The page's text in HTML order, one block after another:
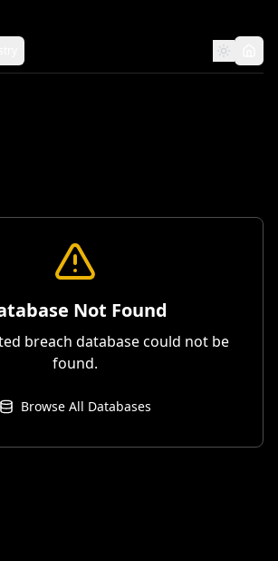
Not Found
breach database could not be
found.
Browse All Databases